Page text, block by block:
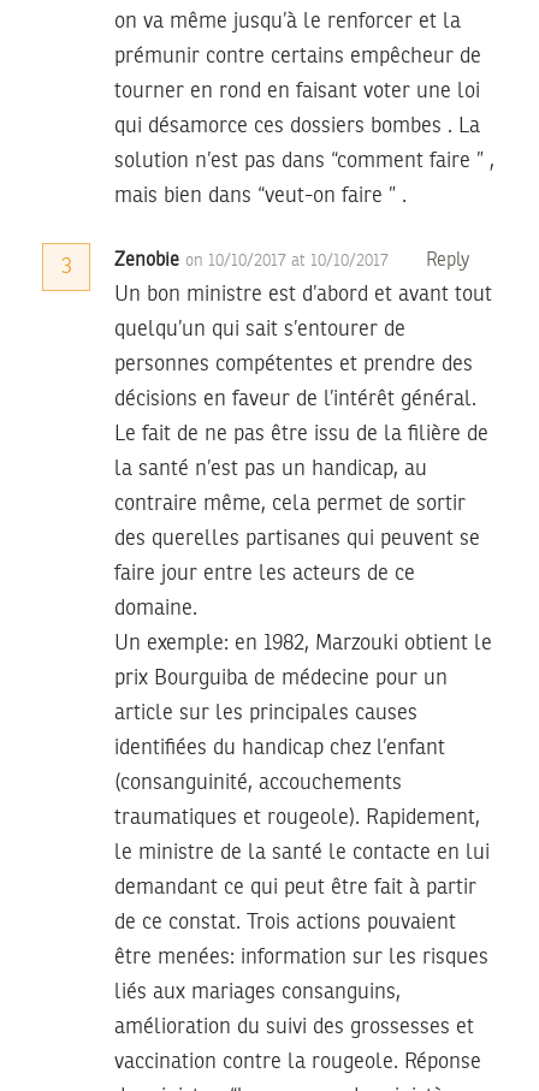
on va même jusqu’à le renforcer et la
prémunir contre certains empêcheur de
tourner en rond en faisant voter une loi
qui désamorce ces dossiers bombes . La
solution n’est pas dans “comment faire ” ,
mais bien dans “veut-on faire ” .
3 Zenobie on 10/10/2017 at 10/10/2017 Reply
Un bon ministre est d’abord et avant tout
quelqu’un qui sait s’entourer de
personnes compétentes et prendre des
décisions en faveur de l’intérêt général.
Le fait de ne pas être issu de la filière de
la santé n’est pas un handicap, au
contraire même, cela permet de sortir
des querelles partisanes qui peuvent se
faire jour entre les acteurs de ce
domaine.
Un exemple: en 1982, Marzouki obtient le
prix Bourguiba de médecine pour un
article sur les principales causes
identifiées du handicap chez l’enfant
(consanguinité, accouchements
traumatiques et rougeole). Rapidement,
le ministre de la santé le contacte en lui
demandant ce qui peut être fait à partir
de ce constat. Trois actions pouvaient
être menées: information sur les risques
liés aux mariages consanguins,
amélioration du suivi des grossesses et
vaccination contre la rougeole. Réponse